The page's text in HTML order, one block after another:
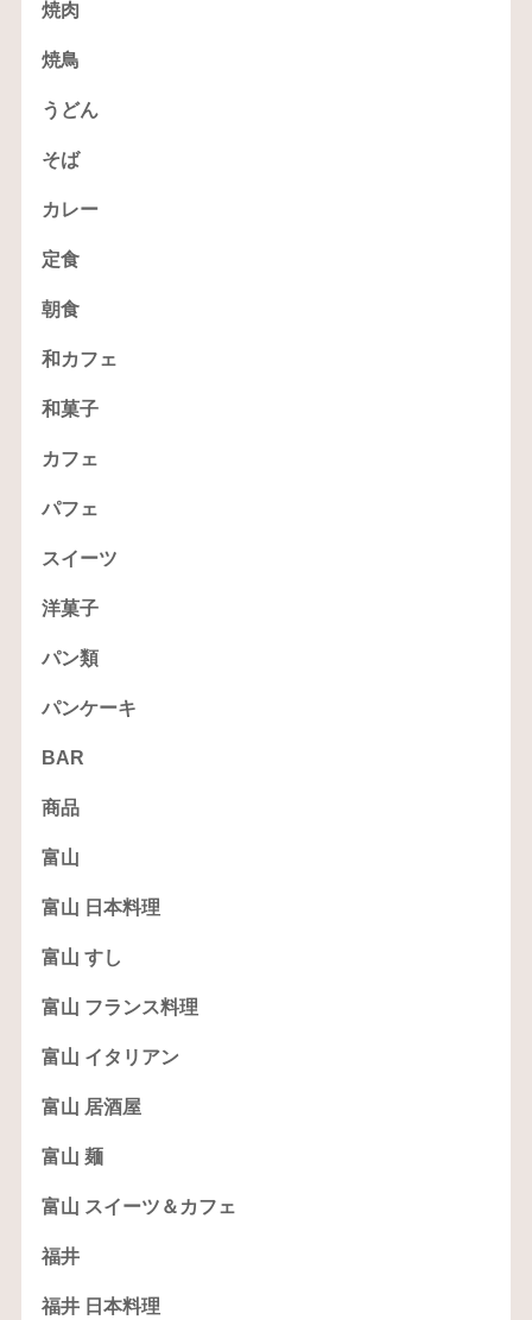
焼肉
焼鳥
うどん
そば
カレー
定食
朝食
和カフェ
和菓子
カフェ
パフェ
スイーツ
洋菓子
パン類
パンケーキ
BAR
商品
富山
富山 日本料理
富山 すし
富山 フランス料理
富山 イタリアン
富山 居酒屋
富山 麺
富山 スイーツ＆カフェ
福井
福井 日本料理